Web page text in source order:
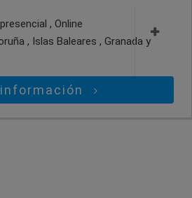
, Online
, Islas Baleares , Granada y